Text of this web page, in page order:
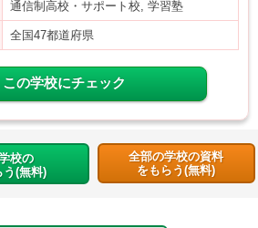
通信制高校・サポート校, 学習塾
全国47都道府県
この学校にチェック
校の
う(無料)
全部の学校の資料
をもらう(無料)